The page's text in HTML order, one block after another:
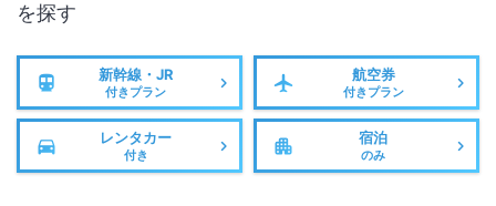
を探す
新幹線・JR
付きプラン
航空券
付きプラン
レンタカー
付き
宿泊
のみ